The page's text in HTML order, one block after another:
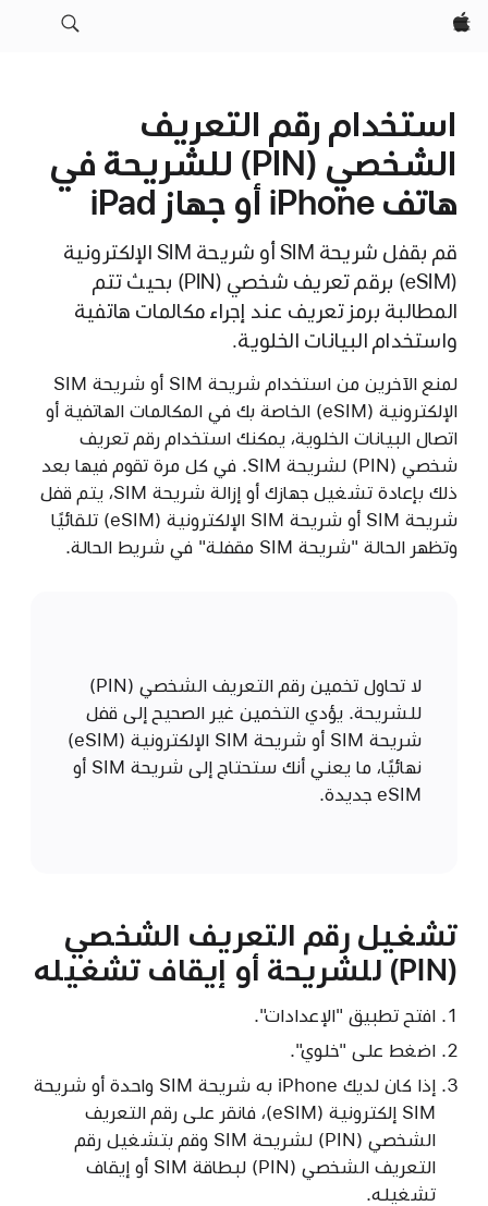
Apple‏
استخدام رقم التعريف
الشخصي (PIN) للشريحة في
هاتف iPhone أو جهاز iPad
قم بقفل شريحة SIM أو شريحة SIM الإلكترونية
(eSIM) برقم تعريف شخصي (PIN) بحيث تتم
المطالبة برمز تعريف عند إجراء مكالمات هاتفية
واستخدام البيانات الخلوية.
لمنع الآخرين من استخدام شريحة SIM أو شريحة SIM
الإلكترونية (eSIM) الخاصة بك في المكالمات الهاتفية أو
اتصال البيانات الخلوية، يمكنك استخدام رقم تعريف
شخصي (PIN) لشريحة SIM. في كل مرة تقوم فيها بعد
ذلك بإعادة تشغيل جهازك أو إزالة شريحة SIM، يتم قفل
شريحة SIM أو شريحة SIM الإلكترونية (eSIM) تلقائيًا
وتظهر الحالة "شريحة SIM مقفلة" في شريط الحالة.
لا تحاول تخمين رقم التعريف الشخصي (PIN)
للشريحة. يؤدي التخمين غير الصحيح إلى قفل
شريحة SIM أو شريحة SIM الإلكترونية (eSIM)
نهائيًا، ما يعني أنك ستحتاج إلى شريحة SIM أو
eSIM جديدة.
تشغيل رقم التعريف الشخصي
(PIN) للشريحة أو إيقاف تشغيله
افتح تطبيق "الإعدادات".
اضغط على "خلوي".
إذا كان لديك iPhone به شريحة SIM واحدة أو شريحة
SIM إلكترونية (eSIM)، فانقر على رقم التعريف
الشخصي (PIN) لشريحة SIM وقم بتشغيل رقم
التعريف الشخصي (PIN) لبطاقة SIM أو إيقاف
تشغيله.